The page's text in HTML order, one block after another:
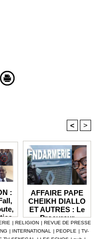
< >
:
AFFAIRE PAPE
CHEIKH DIALLO
ET AUTRES : Le
Procureur
interjette appel et
maintient en
RELIGION
REVUE DE PRESSE
INTERNATIONAL PEOPLE
TV-